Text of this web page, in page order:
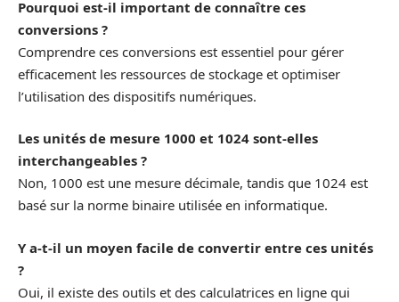
Pourquoi est-il important de connaître ces
conversions ?
Comprendre ces conversions est essentiel pour gérer
efficacement les ressources de stockage et optimiser
l’utilisation des dispositifs numériques.
Les unités de mesure 1000 et 1024 sont-elles
interchangeables ?
Non, 1000 est une mesure décimale, tandis que 1024 est
basé sur la norme binaire utilisée en informatique.
Y a-t-il un moyen facile de convertir entre ces unités
?
Oui, il existe des outils et des calculatrices en ligne qui